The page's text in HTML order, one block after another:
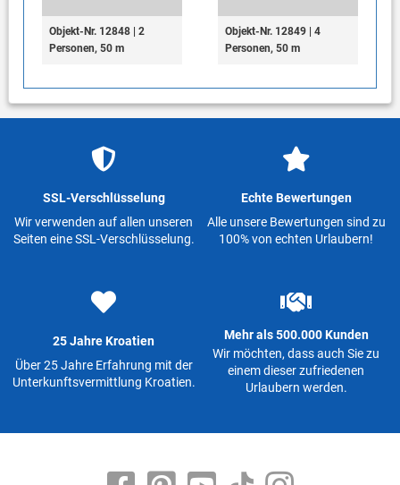
Objekt-Nr. 12848 | 2
Personen, 50 m
Objekt-Nr. 12849 | 4
Personen, 50 m
SSL-Verschlüsselung
Wir verwenden auf allen unseren
Seiten eine SSL-Verschlüsselung.
Echte Bewertungen
Alle unsere Bewertungen sind zu
100% von echten Urlaubern!
25 Jahre Kroatien
Über 25 Jahre Erfahrung mit der
Unterkunftsvermittlung Kroatien.
Mehr als 500.000 Kunden
Wir möchten, dass auch Sie zu
einem dieser zufriedenen
Urlaubern werden.